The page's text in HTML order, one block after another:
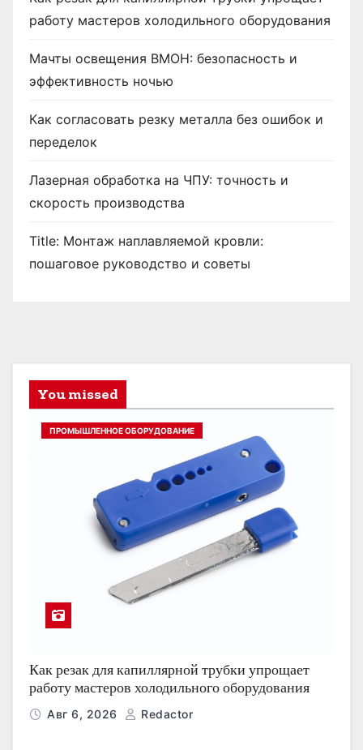
работу мастеров холодильного оборудования
Мачты освещения ВМОН: безопасность и
эффективность ночью
Как согласовать резку металла без ошибок и
переделок
Лазерная обработка на ЧПУ: точность и
скорость производства
Title: Монтаж наплавляемой кровли:
пошаговое руководство и советы
You missed
ПРОМЫШЛЕННОЕ ОБОРУДОВАНИЕ
Как резак для капиллярной трубки упрощает
работу мастеров холодильного оборудования
Авг 6, 2026 Redactor